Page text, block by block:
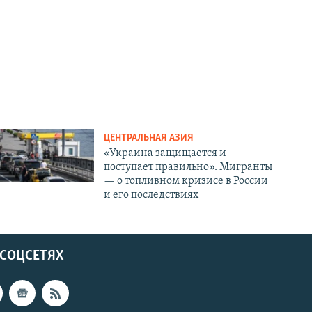
ЦЕНТРАЛЬНАЯ АЗИЯ
«Украина защищается и
поступает правильно». Мигранты
— о топливном кризисе в России
и его последствиях